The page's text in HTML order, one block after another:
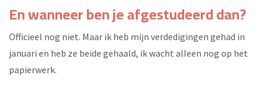
En wanneer ben je afgestudeerd dan?
Officieel nog niet. Maar ik heb mijn verdedigingen gehad in
januari en heb ze beide gehaald, ik wacht alleen nog op het
papierwerk.